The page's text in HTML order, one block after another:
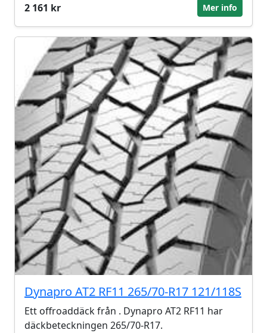
2 161 kr
Mer info
Dynapro AT2 RF11 265/70-R17 121/118S
Ett offroaddäck från . Dynapro AT2 RF11 har
däckbeteckningen 265/70-R17.